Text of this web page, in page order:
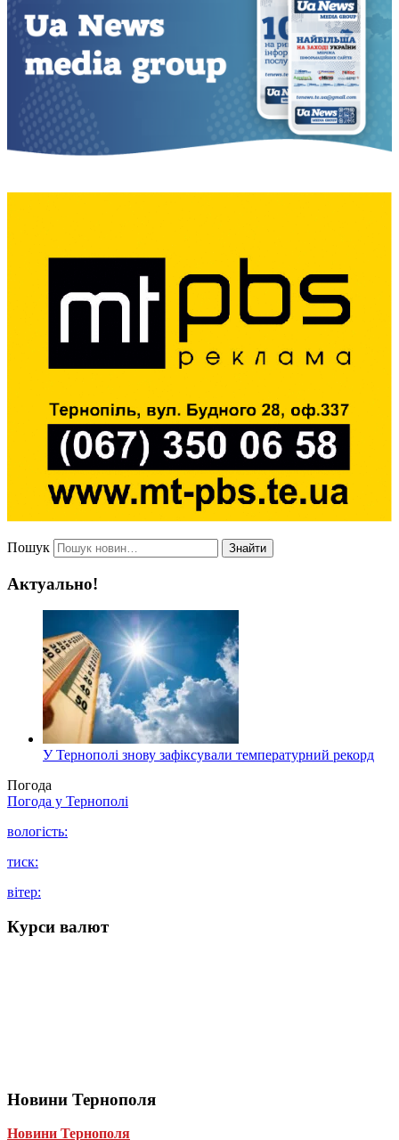
Пошук Знайти
Актуально!
У Тернополі знову зафіксували температурний рекорд
Погода
Погода у Тернополі
вологість:
тиск:
вітер:
Курси валют
Новини Тернополя
Новини Тернополя